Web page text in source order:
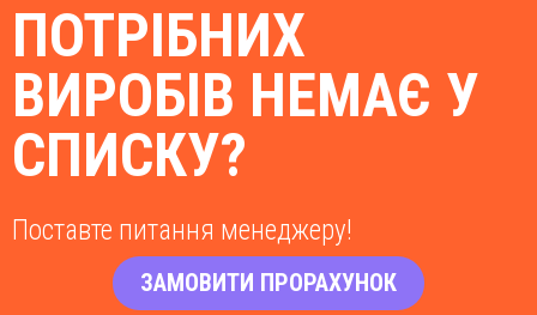
ПОТРІБНИХ
ВИРОБІВ НЕМАЄ У
СПИСКУ?
Поставте питання менеджеру!
ЗАМОВИТИ ПРОРАХУНОК